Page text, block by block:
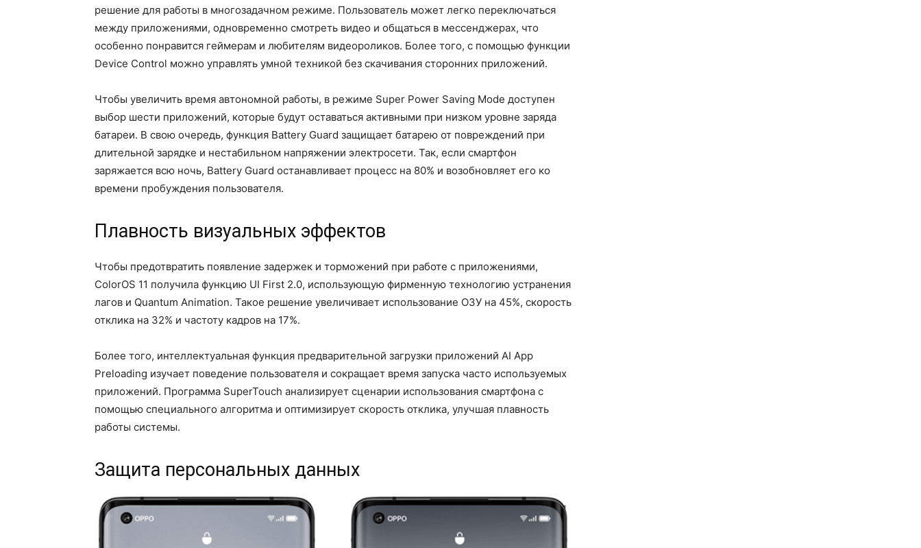
решение для работы в многозадачном режиме. Пользователь может легко переключаться
между приложениями, одновременно смотреть видео и общаться в мессенджерах, что
особенно понравится геймерам и любителям видеороликов. Более того, с помощью функции
Device Control можно управлять умной техникой без скачивания сторонних приложений.
Чтобы увеличить время автономной работы, в режиме Super Power Saving Mode доступен
выбор шести приложений, которые будут оставаться активными при низком уровне заряда
батареи. В свою очередь, функция Battery Guard защищает батарею от повреждений при
длительной зарядке и нестабильном напряжении электросети. Так, если смартфон
заряжается всю ночь, Battery Guard останавливает процесс на 80% и возобновляет его ко
времени пробуждения пользователя.
Плавность визуальных эффектов
Чтобы предотвратить появление задержек и торможений при работе с приложениями,
ColorOS 11 получила функцию UI First 2.0, использующую фирменную технологию устранения
лагов и Quantum Animation. Такое решение увеличивает использование ОЗУ на 45%, скорость
отклика на 32% и частоту кадров на 17%.
Более того, интеллектуальная функция предварительной загрузки приложений AI App
Preloading изучает поведение пользователя и сокращает время запуска часто используемых
приложений. Программа SuperTouch анализирует сценарии использования смартфона с
помощью специального алгоритма и оптимизирует скорость отклика, улучшая плавность
работы системы.
Защита персональных данных